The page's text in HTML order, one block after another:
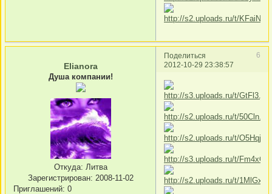
Поделиться
6
2012-10-29 23:38:57
Elianora
Душа компании!
Откуда: Литва
Зарегистрирован: 2008-11-02
Приглашений: 0